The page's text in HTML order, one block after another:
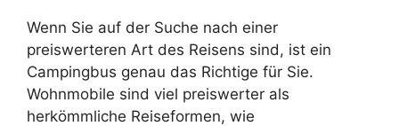
Wenn Sie auf der Suche nach einer
preiswerteren Art des Reisens sind, ist ein
Campingbus genau das Richtige für Sie.
Wohnmobile sind viel preiswerter als
herkömmliche Reiseformen, wie